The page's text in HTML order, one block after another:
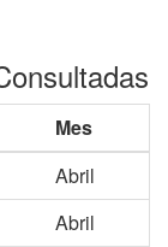
Mes
Abril
Abril